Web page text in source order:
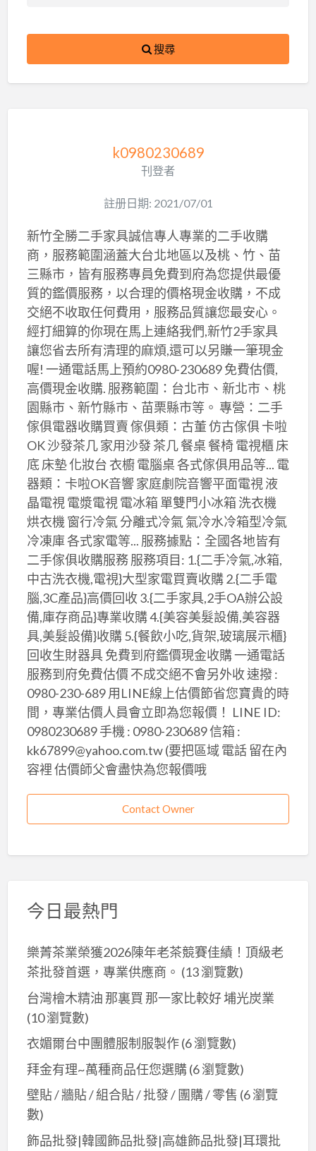
搜尋
k0980230689
刊登者
註册日期: 2021/07/01
新竹全勝二手家具誠信專人專業的二手收購
商，服務範圍涵蓋大台北地區以及桃、竹、苗
三縣市，皆有服務專員免費到府為您提供最優
質的鑑價服務，以合理的價格現金收購，不成
交絕不收取任何費用，服務品質讓您最安心。
經打細算的你現在馬上連絡我們,新竹2手家具
讓您省去所有清理的麻煩,還可以另賺一筆現金
喔! 一通電話馬上預約0980-230689 免費估價,
高價現金收購. 服務範圍：台北市、新北市、桃
園縣市、新竹縣市、苗栗縣市等。 專營：二手
傢俱電器收購買賣 傢俱類：古董 仿古傢俱 卡啦
OK 沙發茶几 家用沙發 茶几 餐桌 餐椅 電視櫃 床
底 床墊 化妝台 衣櫥 電腦桌 各式傢俱用品等... 電
器類：卡啦OK音響 家庭劇院音響平面電視 液
晶電視 電漿電視 電冰箱 單雙門小冰箱 洗衣機
烘衣機 窗行冷氣 分離式冷氣 氣冷水冷箱型冷氣
冷凍庫 各式家電等... 服務據點：全國各地皆有
二手傢俱收購服務 服務項目: 1.{二手冷氣,冰箱,
中古洗衣機,電視}大型家電買賣收購 2.{二手電
腦,3C產品}高價回收 3.{二手家具,2手OA辦公設
備,庫存商品}專業收購 4.{美容美髮設備,美容器
具,美髮設備}收購 5.{餐飲小吃,貨架,玻璃展示櫃}
回收生財器具 免費到府鑑價現金收購 一通電話
服務到府免費估價 不成交絕不會另外收 速撥 :
0980-230-689 用LINE線上估價節省您寶貴的時
間，專業估價人員會立即為您報價！ LINE ID:
0980230689 手機 : 0980-230689 信箱 :
kk67899@yahoo.com.tw (要把區域 電話 留在內
容裡 估價師父會盡快為您報價哦
Contact Owner
今日最熱門
樂菁茶業榮獲2026陳年老茶競賽佳績！頂級老
茶批發首選，專業供應商。 (13 瀏覽數)
台灣檜木精油 那裏買 那一家比較好 埔光炭業
(10 瀏覽數)
衣媚爾台中團體服制服製作(6 瀏覽數)
拜金有理~萬種商品任您選購(6 瀏覽數)
壁貼 / 牆貼 / 組合貼 / 批發 / 團購 / 零售 (6 瀏覽
數)
飾品批發|韓國飾品批發|高雄飾品批發|耳環批